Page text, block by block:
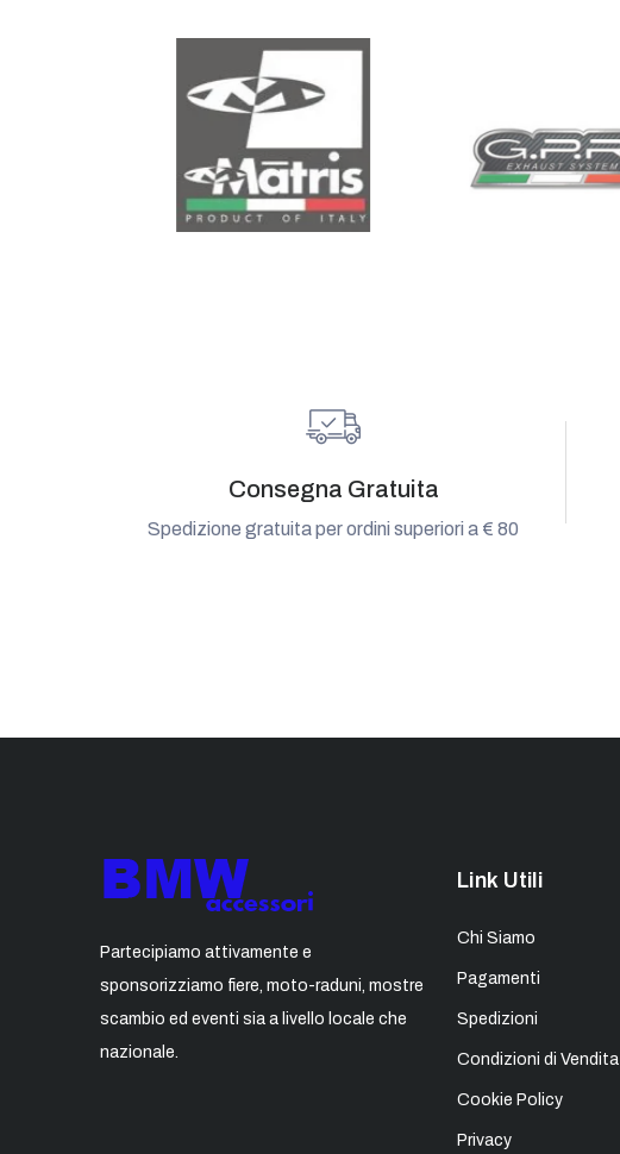
Consegna Gratuita
Spedizione gratuita per ordini superiori a € 80
Partecipiamo attivamente e
sponsorizziamo fiere, moto-raduni, mostre
scambio ed eventi sia a livello locale che
nazionale.
Link Utili
Chi Siamo
Pagamenti
Spedizioni
Condizioni di Vendita
Cookie Policy
Privacy